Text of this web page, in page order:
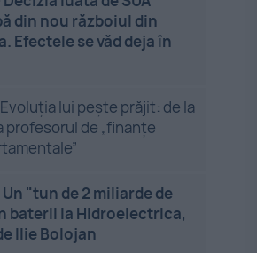
din nou războiul din
Efectele se văd deja în
Evoluția lui pește prăjit: de la
profesorul de „finanțe
Un "tun de 2 miliarde de
baterii la Hidroelectrica,
Ilie Bolojan